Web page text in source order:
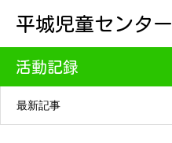
平城児童センター
活動記録
最新記事